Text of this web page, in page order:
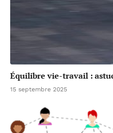
Équilibre vie-travail :
15 septembre 2025